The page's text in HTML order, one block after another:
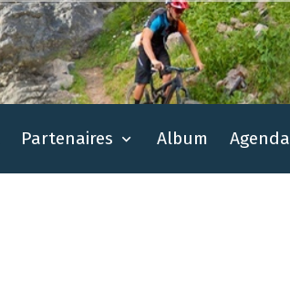
Partenaires Album Agenda